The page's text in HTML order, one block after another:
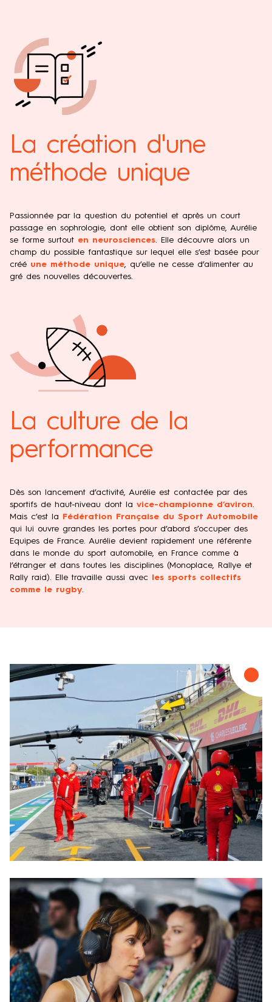
La création d'une
méthode unique
Passionnée par la question du potentiel et après un court
passage en sophrologie, dont elle obtient son diplôme, Aurélie
se forme surtout en neurosciences. Elle découvre alors un
champ du possible fantastique sur lequel elle s’est basée pour
créé une méthode unique, qu’elle ne cesse d’alimenter au
gré des nouvelles découvertes.
La culture de la
performance
Dès son lancement d’activité, Aurélie est contactée par des
sportifs de haut-niveau dont la vice-championne d’aviron.
Mais c’est la
Fédération Française du Sport Automobile
qui lui ouvre grandes les portes pour d’abord s’occuper des
Equipes de France. Aurélie devient rapidement une référente
dans le monde du sport automobile, en France comme à
l’étranger et dans toutes les disciplines (Monoplace, Rallye et
Rally raid). Elle travaille aussi avec
les sports collectifs
comme le rugby.